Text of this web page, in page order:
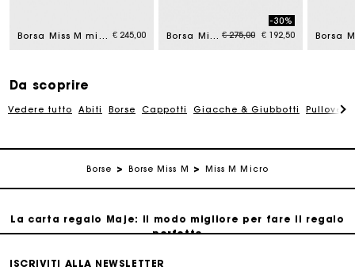
Borsa Miss M micro in pelle € 245,00 Borsa Miss M micro pelle metalliz. Price reduced from
€ 275,00to
-30%
€ 192,50
Da scoprire
Vedere tutto Abiti Borse Cappotti Giacche & Giubbotti
Borse Borse Miss M Miss M Micro
Consegna a domicilio offerta entro 2-3 giorni
Paga in 3 rate senza commissioni
Traccia il mio ordine
La carta regalo Maje: il modo migliore per fare il regalo
perfetto
Consegna a domicilio offerta entro 2-3 giorni
ISCRIVITI ALLA NEWSLETTER